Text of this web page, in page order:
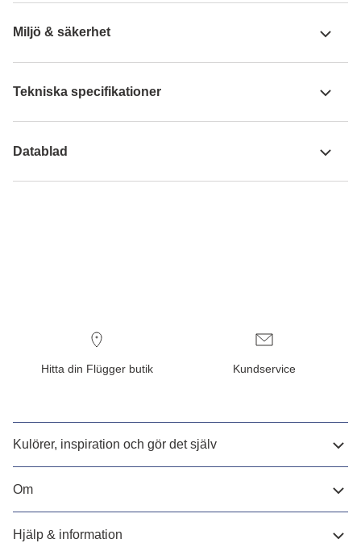
Miljö & säkerhet
Tekniska specifikationer
Datablad
Hitta din Flügger butik Kundservice
Kulörer, inspiration och gör det själv
Om
Hjälp & information